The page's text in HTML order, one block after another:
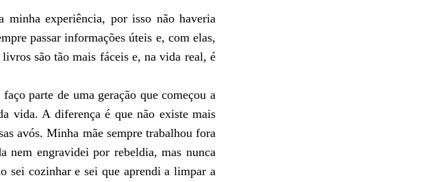
minha experiência, por isso não haveria
passar informaçõesúteis e, com elas,
livros são tão mais fáceis e, na vida real, é
faço parte de uma geração que começou a
vida. A diferença é que não existe mais
avós. Minha mãe sempre trabalhou fora
nem engravidei por rebeldia, mas nunca
o sei cozinhar e sei que aprendi a limpar a